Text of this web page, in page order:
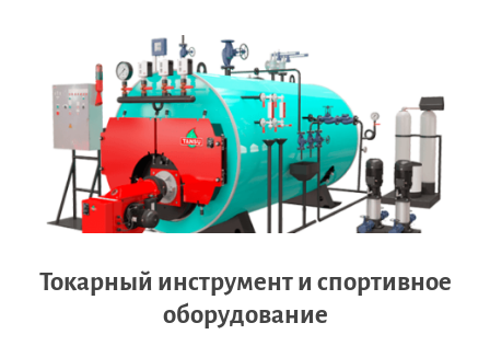
Токарный инструмент и спортивное
оборудование